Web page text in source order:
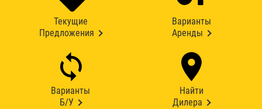
Текущие
Предложения
Варианты
Аренды
Варианты
Б/У
Найти
Дилера